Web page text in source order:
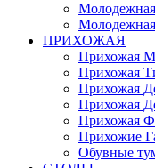
ПРИХОЖАЯ
Прихожая
Прихожая
Прихожая
Прихожая
Прихожая
Прихожие
Обувные